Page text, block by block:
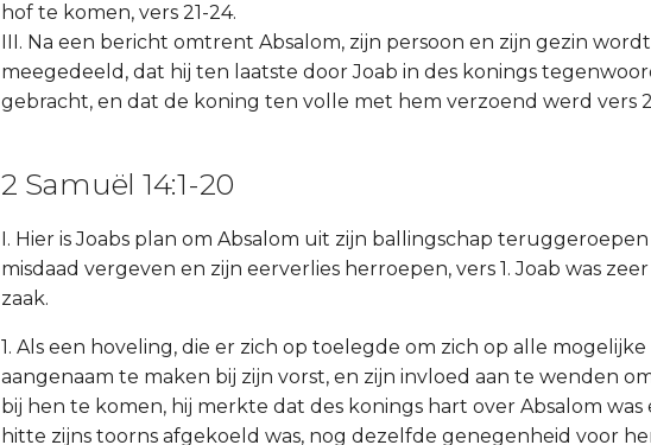
hof te komen, vers 21-24.
III. Na een bericht omtrent Absalom, zijn persoon en zijn gezin
meegedeeld, dat hij ten laatste door Joab in des konings
gebracht, en dat de koning ten volle met hem verzoend werd vers
2 Samuël 14:1-20
I. Hier is Joabs plan om Absalom uit zijn ballingschap
misdaad vergeven en zijn eerverlies herroepen, vers 1. Joab was
zaak.
1. Als een hoveling, die er zich op toelegde om zich op alle
aangenaam te maken bij zijn vorst, en zijn invloed aan te wenden
bij hen te komen, hij merkte dat des konings hart over Absalom was
hitte zijns toorns afgekoeld was, nog dezelfde genegenheid voor